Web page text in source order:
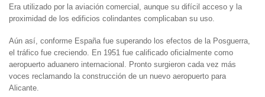
Era utilizado por la aviación comercial, aunque su difícil acceso y la
proximidad de los edificios colindantes complicaban su uso.
Aún así, conforme España fue superando los efectos de la Posguerra,
el tráfico fue creciendo. En 1951 fue calificado oficialmente como
aeropuerto aduanero internacional. Pronto surgieron cada vez más
voces reclamando la construcción de un nuevo aeropuerto para
Alicante.